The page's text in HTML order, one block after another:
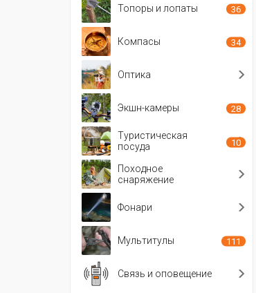
Топоры и лопаты 36
Компасы 34
Оптика
Экшн-камеры 28
Туристическая
посуда
10
Походное
снаряжение
Фонари
Мультитулы 111
Связь и оповещение